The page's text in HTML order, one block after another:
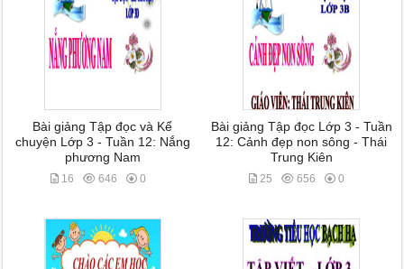
Bài giảng Tập đọc và Kể
chuyện Lớp 3 - Tuần 12: Nắng
phương Nam
16 646 0
Bài giảng Tập đọc Lớp 3 - Tuần
12: Cảnh đẹp non sông - Thái
Trung Kiên
25 656 0